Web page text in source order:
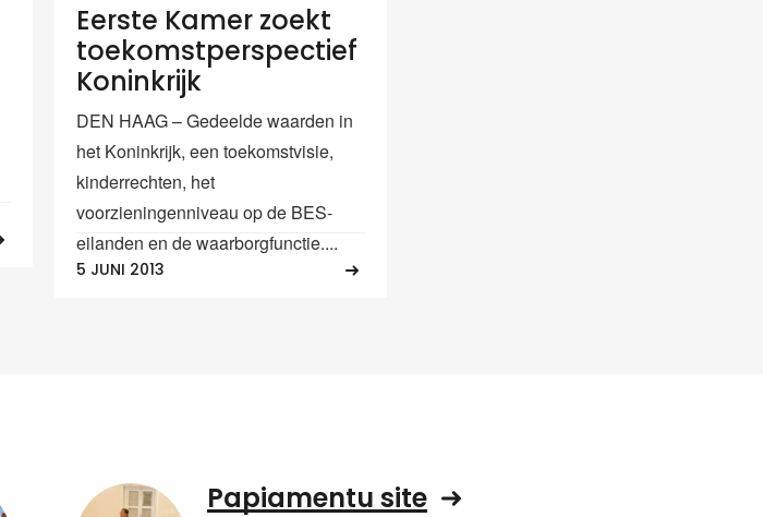
Eerste Kamer zoekt
toekomstperspectief
Koninkrijk
DEN HAAG – Gedeelde waarden in
het Koninkrijk, een toekomstvisie,
kinderrechten, het
voorzieningenniveau op de BES-
eilanden en de waarborgfunctie....
5 JUNI 2013
Papiamentu site